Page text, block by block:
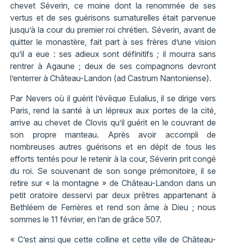
chevet Séverin, ce moine dont la renommée de ses
vertus et de ses guérisons surnaturelles était parvenue
jusqu’à la cour du premier roi chrétien. Séverin, avant de
quitter le monastère, fait part à ses frères d’une vision
qu’il a eue : ses adieux sont définitifs ; il mourra sans
rentrer à Agaune ; deux de ses compagnons devront
l’enterrer à Château-Landon (ad Castrum Nantoniense).
Par Nevers où il guérit l’évêque Eulalius, il se dirige vers
Paris, rend la santé à un lépreux aux portes de la cité,
arrive au chevet de Clovis qu’il guérit en le couvrant de
son propre manteau. Après avoir accompli de
nombreuses autres guérisons et en dépit de tous les
efforts tentés pour le retenir à la cour, Séverin prit congé
du roi. Se souvenant de son songe prémonitoire, il se
retire sur « la montagne » de Château-Landon dans un
petit oratoire desservi par deux prêtres appartenant à
Bethléem de Ferrières et rend son âme à Dieu ; nous
sommes le 11 février, en l’an de grâce 507.
« C’est ainsi que cette colline et cette ville de Château-